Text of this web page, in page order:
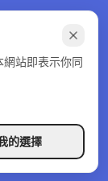
站即表示你同
的選擇